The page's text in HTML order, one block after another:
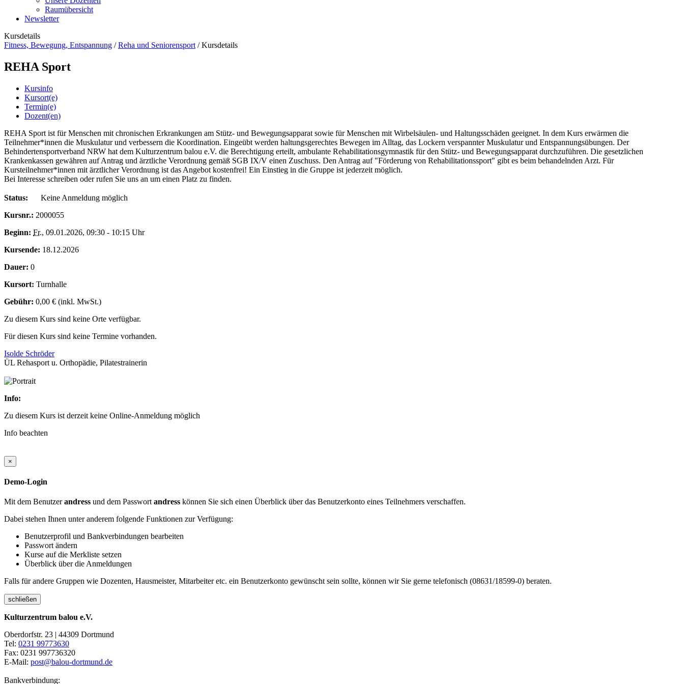
Raumübersicht
Newsletter
Kursdetails
Fitness, Bewegung, Entspannung /Reha und Seniorensport /Kursdetails
REHA Sport
Kursinfo
Kursort(e)
Termin(e)
Dozent(en)
REHA Sport ist für Menschen mit chronischen Erkrankungen am Stütz- und Bewegungsapparat sowie für Menschen mit Wirbelsäulen- und Haltungsschäden geeignet. In dem Kurs erwärmen die
Teilnehmer*innen die Muskulatur und verbessern die Koordination. Eingeübt werden haltungsgerechtes Bewegen im Alltag, das Lockern verspannter Muskulatur und Entspannungsübungen. Der
Behindertensportverband NRW hat dem Kulturzentrum balou e.V. die Berechtigung erteilt, ambulante Rehabilitationsgymnastik für den Stütz- und Bewegungsapparat durchzuführen. Die gesetzlichen
Krankenkassen gewähren auf Antrag und ärztliche Verordnung gemäß SGB IX/V einen Zuschuss. Den Antrag auf "Förderung von Rehabilitationssport" gibt es beim behandelnden Arzt. Für
Kursteilnehmer*innen mit ärztlicher Verordnung ist das Angebot kostenfrei! Ein Einstieg in die Gruppe ist jederzeit möglich.
Bei Interesse schreiben oder rufen Sie uns an um einen Platz zu finden.
Status:
Keine Anmeldung möglich
Kursnr.: 2000055
Beginn: Fr., 09.01.2026, 09:30 - 10:15 Uhr
Kursende: 18.12.2026
Dauer: 0
Kursort: Turnhalle
Gebühr: 0,00 € (inkl. MwSt.)
Zu diesem Kurs sind keine Orte verfügbar.
Für diesen Kurs sind keine Termine vorhanden.
Isolde Schröder
ÜL Rehasport u. Orthopädie, Pilatestrainerin
Info:
Zu diesem Kurs ist derzeit keine Online-Anmeldung möglich
Info beachten
×
Demo-Login
Mit dem Benutzerandress und dem Passwort andress können Sie sich einen Überblick über das Benutzerkonto eines Teilnehmers verschaffen.
Dabei stehen Ihnen unter anderem folgende Funktionen zur Verfügung:
Benutzerprofil und Bankverbindungen bearbeiten
Passwort ändern
Kurse auf die Merkliste setzen
Überblick über die Anmeldungen
Falls für andere Gruppen wie Dozenten, Hausmeister, Mitarbeiter etc. ein Benutzerkonto gewünscht sein sollte, können wir Sie gerne telefonisch (08631/18599-0) beraten.
schließen
Kulturzentrum balou e.V.
Oberdorfstr. 23 | 44309 Dortmund
Tel: 0231 99773630
Fax: 0231 997736320
E-Mail: post@balou-dortmund.de
Bankverbindung: